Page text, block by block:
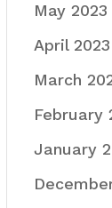
May 2023
April 2023
March
February
January